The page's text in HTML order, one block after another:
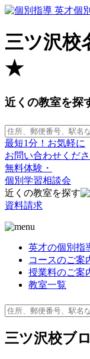
三ツ沢校
★
近くの教室を探
最短1分！お気軽に
お問い合わせくだ
無料体験・
個別学習相談会
近くの教室を探す
資料請求
英才の個別指
コースのご案
授業料のご案
教室一覧
三ツ沢校ブ